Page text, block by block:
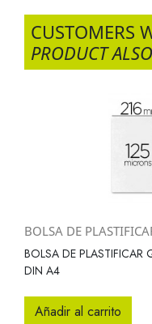
CUSTOMERS
PRODUCT
BOLSA DE
BOLSA DE
DIN A4
Añadir al carrito